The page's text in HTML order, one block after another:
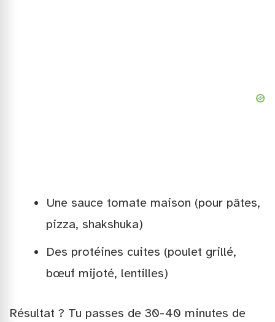
Une sauce tomate maison (pour pâtes,
pizza, shakshuka)
Des protéines cuites (poulet grillé,
bœuf mijoté, lentilles)
Résultat ? Tu passes de 30-40 minutes de